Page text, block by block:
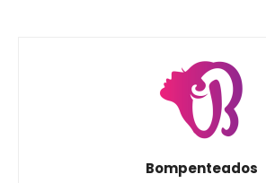
Bompenteados